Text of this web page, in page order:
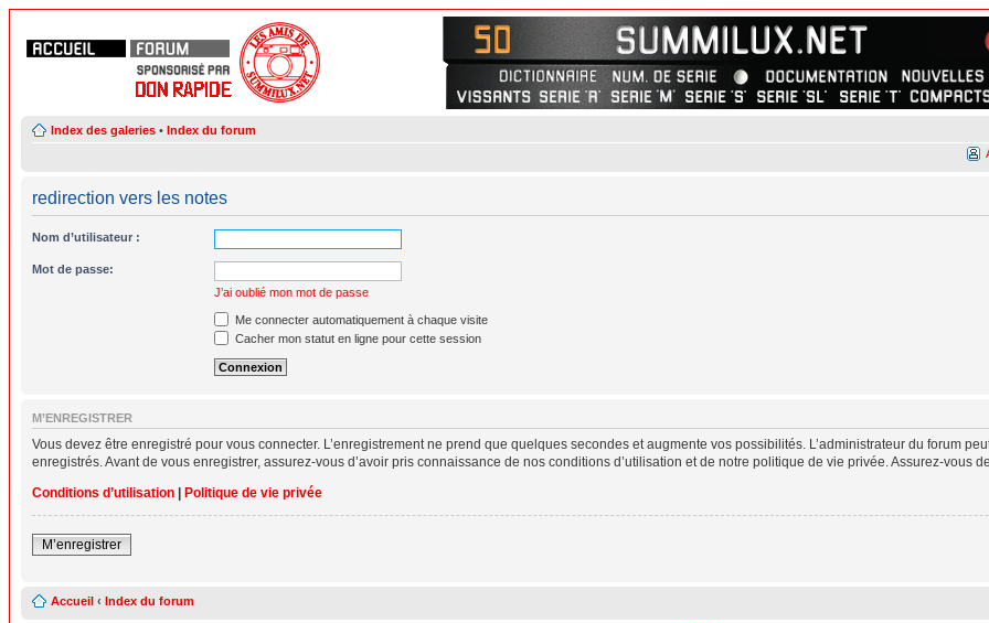
Index des galeries • Index du forum
redirection vers les notes
Nom d’utilisateur :
Mot de passe:
J’ai oublié mon mot de passe
Me connecter automatiquement à chaque visite
Cacher mon statut en ligne pour cette session
M’ENREGISTRER
Vous devez être enregistré pour vous connecter. L’enregistrement ne prend que quelques secondes et augmente vos possibilités. L’administrateur du forum
enregistrés. Avant de vous enregistrer, assurez-vous d’avoir pris connaissance de nos conditions d’utilisation et de notre politique de vie privée. Assurez-vous
Conditions d’utilisation | Politique de vie privée
M’enregistrer
Accueil ‹ Index du forum